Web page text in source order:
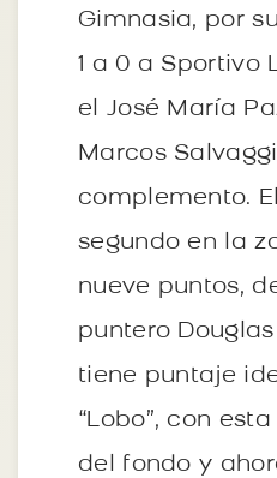
Gimnasia, por
1 a 0 a Sportivo
el José María
Marcos
complemento.
segundo en la
nueve puntos,
puntero
tiene puntaje
“Lobo”, con
del fondo y